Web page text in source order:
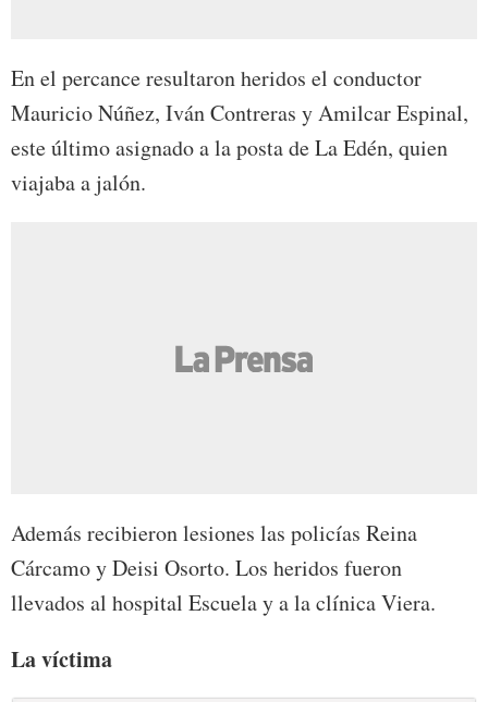
En el percance resultaron heridos el conductor
Mauricio Núñez, Iván Contreras y Amilcar Espinal,
este último asignado a la posta de La Edén, quien
viajaba a jalón.
Además recibieron lesiones las policías Reina
Cárcamo y Deisi Osorto. Los heridos fueron
llevados al hospital Escuela y a la clínica Viera.
La víctima